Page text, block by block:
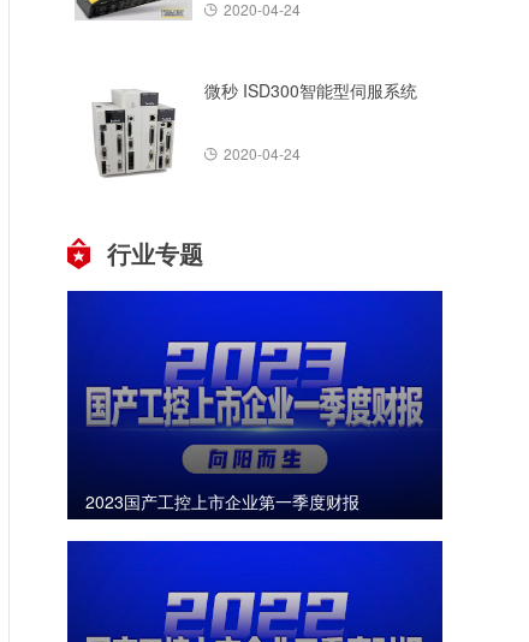
2020-04-24
微秒 ISD300智能型伺服系统
2020-04-24
行业专题
2023国产工控上市企业第一季度财报